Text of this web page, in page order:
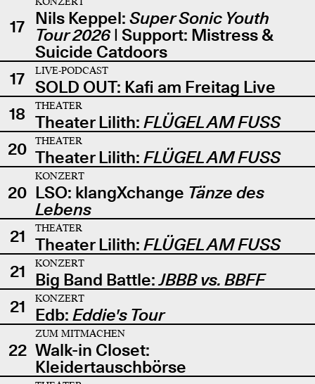
17 Nils Keppel: Super Sonic Youth
Tour 2026| Support: Mistress &
Suicide Catdoors
17
LIVE-PODCAST
SOLD OUT: Kafi am Freitag Live
18
THEATER
Theater Lilith: FLÜGEL AM FUSS
20
THEATER
Theater Lilith: FLÜGEL AM FUSS
20
KONZERT
LSO: klangXchange Tänze des
Lebens
21
THEATER
Theater Lilith: FLÜGEL AM FUSS
21
KONZERT
Big Band Battle:JBBB vs. BBFF
21
KONZERT
Edb: Eddie's Tour
22
ZUM MITMACHEN
Walk-in Closet:
Kleidertauschbörse